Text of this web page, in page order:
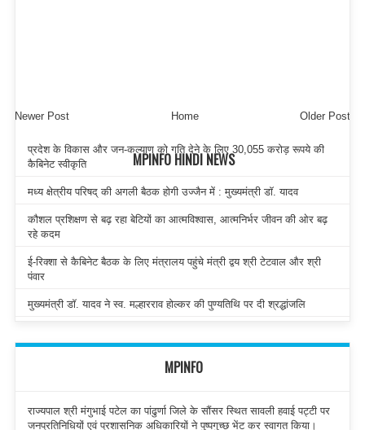
Newer Post Older Post
Home
MPINFO HINDI NEWS
प्रदेश के विकास और जन-कल्याण को गति देने के लिए 30,055 करोड़ रूपये की
कैबिनेट स्वीकृति
मध्य क्षेत्रीय परिषद् की अगली बैठक होगी उज्जैन में : मुख्यमंत्री डॉ. यादव
कौशल प्रशिक्षण से बढ़ रहा बेटियों का आत्मविश्वास, आत्मनिर्भर जीवन की ओर बढ़
रहे कदम
ई-रिक्शा से कैबिनेट बैठक के लिए मंत्रालय पहुंचे मंत्री द्वय श्री टेटवाल और श्री
पंवार
मुख्यमंत्री डॉ. यादव ने स्व. मल्हारराव होल्कर की पुण्यतिथि पर दी श्रद्धांजलि
MPINFO
राज्यपाल श्री मंगुभाई पटेल का पांढुर्णा जिले के सौंसर स्थित सावली हवाई पट्टी पर
जनप्रतिनिधियों एवं प्रशासनिक अधिकारियों ने पुष्पगुच्छ भेंट कर स्वागत किया।